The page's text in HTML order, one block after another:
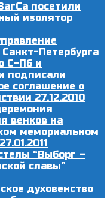
посетили
изолятор
Петербурга
С-Пб и
подписали
соглашение о
27.12.2010
венков на
мемориальном
“Выборг –
славы”
духовенство